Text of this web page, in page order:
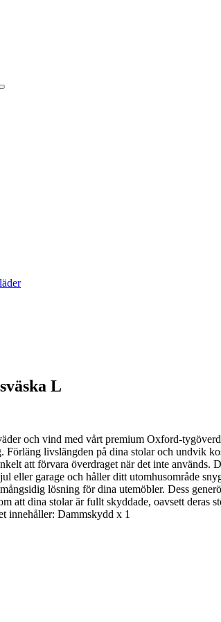
L
och vind med vårt premium Oxford-
livslängden på dina stolar och undvik
att förvara överdraget när det inte
eller garage och håller ditt utomhusområde
lösning för dina utemöbler. Dess
att dina stolar är fullt skyddade, oavsett
innehåller: Dammskydd x 1